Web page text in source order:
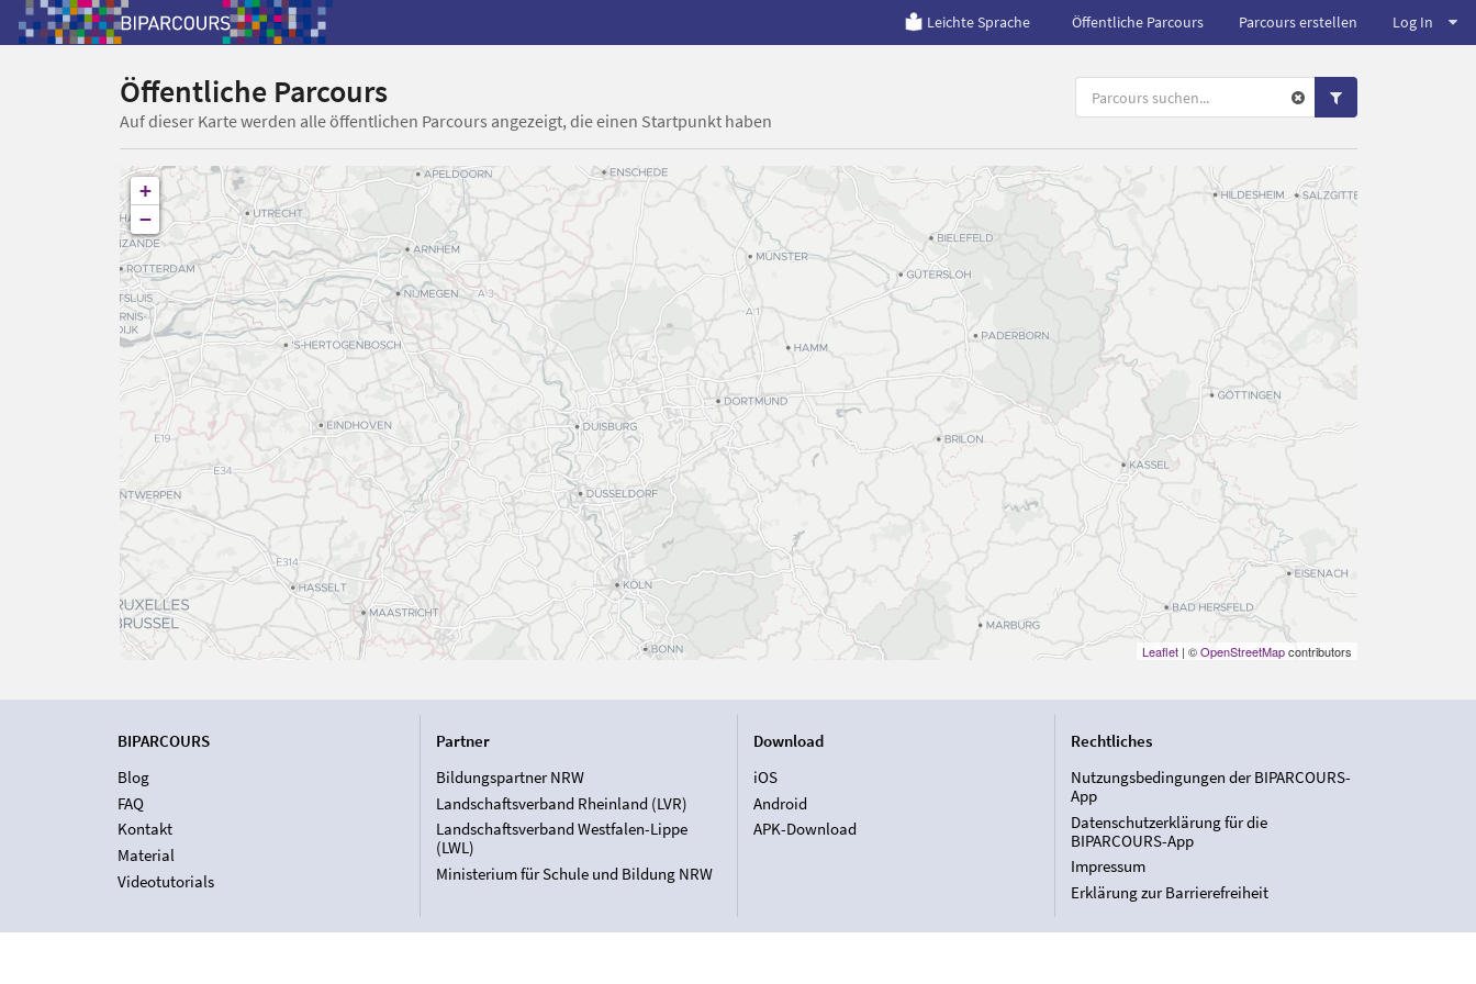
Leichte Sprache Öffentliche Parcours Parcours erstellen Log In
Öffentliche Parcours
Auf dieser Karte werden alle öffentlichen Parcours angezeigt, die einen Startpunkt haben
+
−
Leaflet| ©OpenStreetMapcontributors
BIPARCOURS
Blog
FAQ
Kontakt
Material
Videotutorials
Partner
Bildungspartner NRW
Landschaftsverband Rheinland (LVR)
Landschaftsverband Westfalen-Lippe
(LWL)
Ministerium für Schule und Bildung NRW
Download
iOS
Android
APK-Download
Rechtliches
Nutzungsbedingungen der BIPARCOURS-
App
Datenschutzerklärung für die
BIPARCOURS-App
Impressum
Erklärung zur Barrierefreiheit